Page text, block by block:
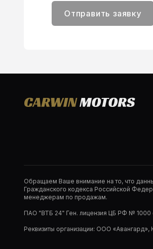
Отправить заявку
Обращаем Ваше внимание на то, что
Гражданского кодекса Российской
менеджерам по продажам.
ПАО "ВТБ 24" Ген. лицензия ЦБ РФ № 1000
Реквизиты организации: ООО